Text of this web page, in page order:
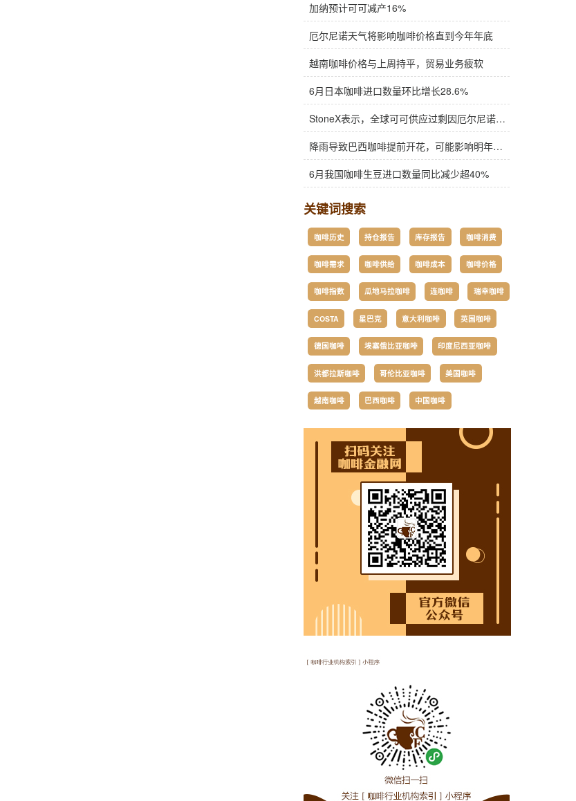
加纳预计可可减产16%
厄尔尼诺天气将影响咖啡价格直到今年年底
越南咖啡价格与上周持平，贸易业务疲软
6月日本咖啡进口数量环比增长28.6%
StoneX表示，全球可可供应过剩因厄尔尼诺而萎缩
降雨导致巴西咖啡提前开花，可能影响明年产量，造成近期价格波动极不稳定
6月我国咖啡生豆进口数量同比减少超40%
关键词搜索
咖啡历史 持仓报告 库存报告 咖啡消费
咖啡需求 咖啡供给 咖啡成本 咖啡价格
咖啡指数 瓜地马拉咖啡 连咖啡 瑞幸咖啡
COSTA 星巴克 意大利咖啡 英国咖啡
德国咖啡 埃塞俄比亚咖啡 印度尼西亚咖啡
洪都拉斯咖啡 哥伦比亚咖啡 美国咖啡
越南咖啡 巴西咖啡 中国咖啡